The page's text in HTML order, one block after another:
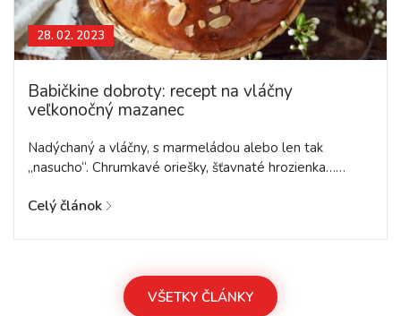
28. 02. 2023
Babičkine dobroty: recept na vláčny
veľkonočný mazanec
Nadýchaný a vláčny, s marmeládou alebo len tak
„nasucho“. Chrumkavé oriešky, šťavnaté hrozienka……
Celý článok
VŠETKY ČLÁNKY